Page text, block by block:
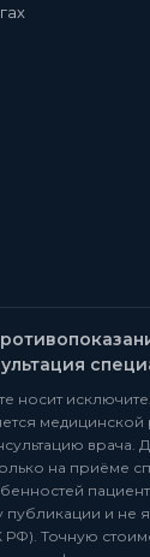
носит
врача.
на приёме
публикации и не
Точную